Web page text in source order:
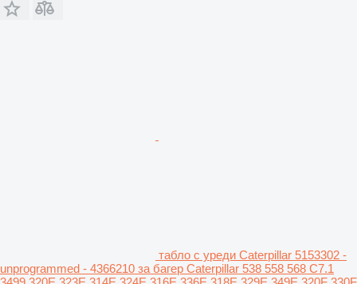
табло с уреди Caterpillar 5153302 -
unprogrammed - 4366210 за багер Caterpillar 538 558 568 C7.1